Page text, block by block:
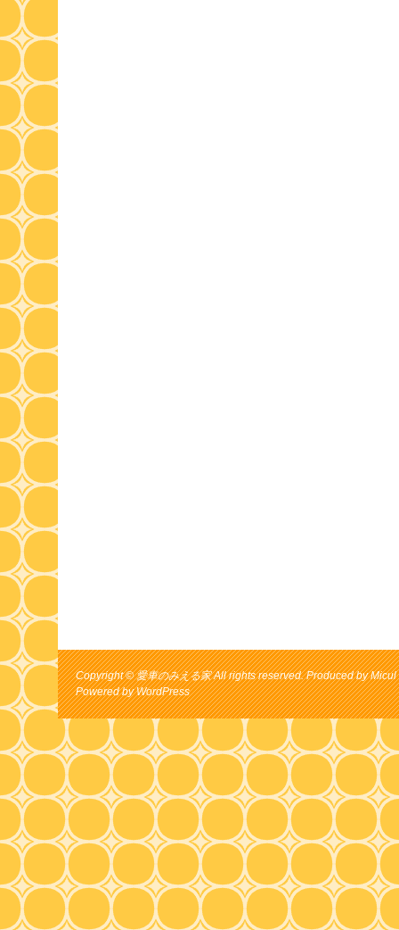
Copyright © 愛車のみえる家 All rights reserved. Produced by Micul
Powered byWordPress